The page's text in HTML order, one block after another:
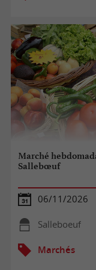
Marché
Sallebœuf
06/11/2026
Salleboeuf
Marchés